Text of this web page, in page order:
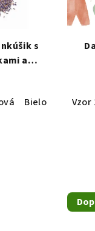
a
Bielo ružováVzor